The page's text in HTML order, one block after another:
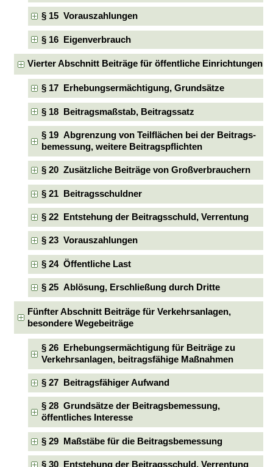
§ 15 Vorauszahlungen
§ 16 Eigenverbrauch
Vierter Abschnitt Beiträge für öffentliche Einrichtungen
§ 17 Erhebungsermächtigung, Grundsätze
§ 18 Beitragsmaßstab, Beitragssatz
§ 19 Abgrenzung von Teilflächen bei der Beitrags-
bemessung, weitere Beitragspflichten
§ 20 Zusätzliche Beiträge von Großverbrauchern
§ 21 Beitragsschuldner
§ 22 Entstehung der Beitragsschuld, Verrentung
§ 23 Vorauszahlungen
§ 24 Öffentliche Last
§ 25 Ablösung, Erschließung durch Dritte
Fünfter Abschnitt Beiträge für Verkehrsanlagen,
besondere Wegebeiträge
§ 26 Erhebungsermächtigung für Beiträge zu
Verkehrsanlagen, beitragsfähige Maßnahmen
§ 27 Beitragsfähiger Aufwand
§ 28 Grundsätze der Beitragsbemessung,
öffentliches Interesse
§ 29 Maßstäbe für die Beitragsbemessung
§ 30 Entstehung der Beitragsschuld, Verrentung